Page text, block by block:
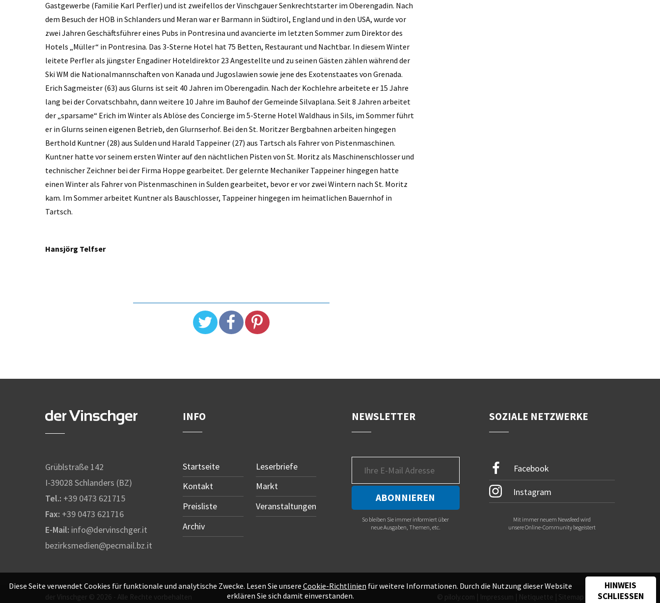
Gastgewerbe (Familie Karl Perfler) und ist zweifellos der Vinschgauer Senkrechtstarter im Oberengadin. Nach
dem Besuch der HOB in Schlanders und Meran war er Barmann in Südtirol, England und in den USA, wurde vor
zwei Jahren Geschäftsführer eines Pubs in Pontresina und avancierte im letzten Sommer zum Direktor des
Hotels „Müller“ in Pontresina. Das 3-Sterne Hotel hat 75 Betten, Restaurant und Nachtbar. In diesem Winter
leitete Perfler als jüngster Engadiner Hoteldirektor 23 Angestellte und zu seinen Gästen zählen während der
Ski WM die Nationalmannschaften von Kanada und Jugoslawien sowie jene des Exotenstaates von Grenada.
Erich Sagmeister (63) aus Glurns ist seit 40 Jahren im Oberengadin. Nach der Kochlehre arbeitete er 15 Jahre
lang bei der Corvatschbahn, dann weitere 10 Jahre im Bauhof der Gemeinde Silvaplana. Seit 8 Jahren arbeitet
der „sparsame“ Erich im Winter als Ablöse des Concierge im 5-Sterne Hotel Waldhaus in Sils, im Sommer führt
er in Glurns seinen eigenen Betrieb, den Glurnserhof. Bei den St. Moritzer Bergbahnen arbeiten hingegen
Berthold Kuntner (28) aus Sulden und Harald Tappeiner (27) aus Tartsch als Fahrer von Pistenmaschinen.
Kuntner hatte vor seinem ersten Winter auf den nächtlichen Pisten von St. Moritz als Maschinenschlosser und
technischer Zeichner bei der Firma Hoppe gearbeitet. Der gelernte Mechaniker Tappeiner hingegen hatte
einen Winter als Fahrer von Pistenmaschinen in Sulden gearbeitet, bevor er vor zwei Wintern nach St. Moritz
kam. Im Sommer arbeitet Kuntner als Bauschlosser, Tappeiner hingegen im heimatlichen Bauernhof in
Tartsch.
Hansjörg Telfser
Grüblstraße 142
I-39028 Schlanders (BZ)
Tel.: +39 0473 621715
Fax: +39 0473 621716
E-Mail: info@dervinschger.it
bezirksmedien@pecmail.bz.it
INFO
Startseite
Kontakt
Preisliste
Archiv
Leserbriefe
Markt
Veranstaltungen
NEWSLETTER
So bleiben Sie immer informiert über
neue Ausgaben, Themen, etc.
SOZIALE NETZWERKE
Facebook
Instagram
Mit immer neuem Newsfeed wird
unsere Online-Community begeistert
der Vinschger © 2026 - Alle Rechte vorbehalten © piloly.com | Impressum | Netiquette | Sitemap Kontakt
Diese Seite verwendet Cookies für funktionale und analytische Zwecke. Lesen Sie unsere Cookie-Richtlinien für weitere Informationen. Durch die Nutzung dieser Website
erklären Sie sich damit einverstanden.
HINWEIS
SCHLIESSEN